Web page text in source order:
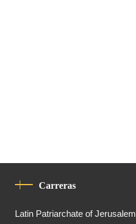
Carreras
Latin Patriarchate of Jerusalem